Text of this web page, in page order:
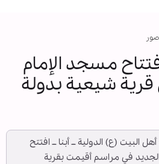
صور
مسجد الإمام
شيعية بدولة
البيت (ع) الدولية ــ أبنا ــ افتتح
في مراسم أقيمت بقرية